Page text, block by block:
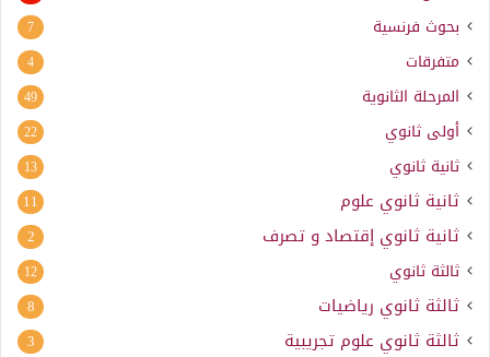
بحوث فرنسية 7
متفرقات 4
المرحلة الثانوية 49
أولى ثانوي 22
ثانية ثانوي 13
ثانية ثانوي علوم 11
ثانية ثانوي إقتصاد و تصرف 2
ثالثة ثانوي 12
ثالثة ثانوي رياضيات 8
ثالثة ثانوي علوم تجريبية 3